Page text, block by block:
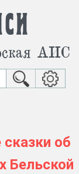
АИС
сказки об
Бельской